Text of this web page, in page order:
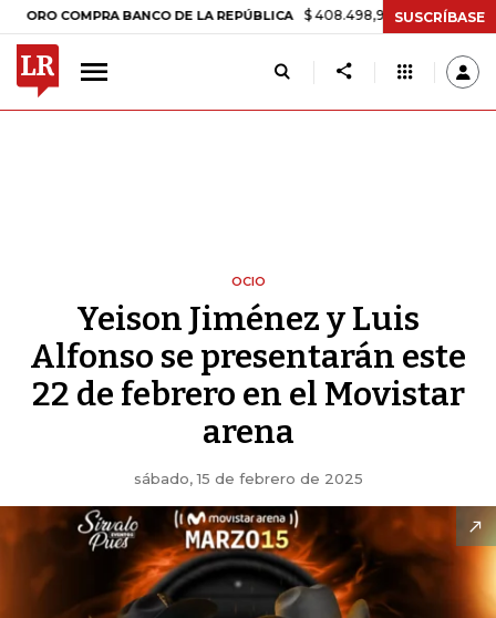
BANCO DE LA REPÚBLICA $ 408.498,97 +$ 8.753,81 +2,19%
SUSCRÍBASE
OCIO
Yeison Jiménez y Luis
Alfonso se presentarán este
22 de febrero en el Movistar
arena
sábado, 15 de febrero de 2025